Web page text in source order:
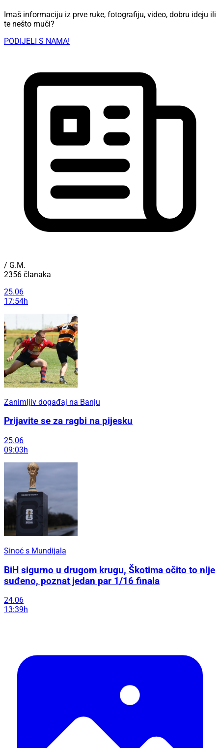
Imaš informaciju iz prve ruke, fotografiju, video, dobru ideju ili
te nešto muči?
PODIJELI S NAMA!
/ G.M.
2356 članaka
25.06
17:54h
Zanimljiv događaj na Banju
Prijavite se za ragbi na pijesku
25.06
09:03h
Sinoć s Mundijala
BiH sigurno u drugom krugu, Škotima očito to nije
suđeno, poznat jedan par 1/16 finala
24.06
13:39h